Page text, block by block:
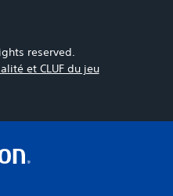
reserved.
et CLUF du jeu